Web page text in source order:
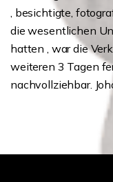
, besichtigte,
die wesentlichen
hatten , war die
weiteren 3 Tagen
nachvollziehbar.